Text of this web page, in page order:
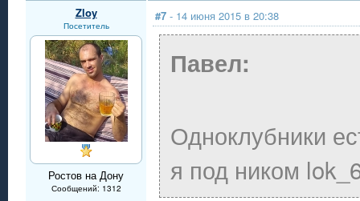
Zloy
Посетитель
Ростов на Дону
Сообщений: 1312
#7 - 14 июня 2015 в 20:38
Павел:
Одноклубники
я под ником